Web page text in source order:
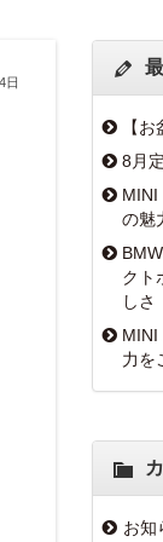
日
【
8月
MINI
の魅
クト
しさ
MINI
力を
お知